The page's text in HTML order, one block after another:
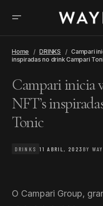
Home DRINKS
Campari
inspiradas no drink Campari
Campari inicia
NFT’s
Tonic
DRINKS 11 ABRIL, 2023BY
O Campari Group,